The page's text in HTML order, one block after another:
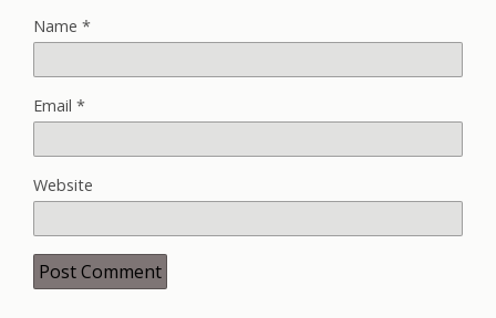
Name *
Email *
Website